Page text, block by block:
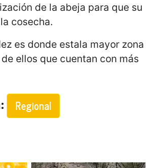
de la abeja para que su
cosecha.
es donde estala mayor zona
ellos que cuentan con más
Regional